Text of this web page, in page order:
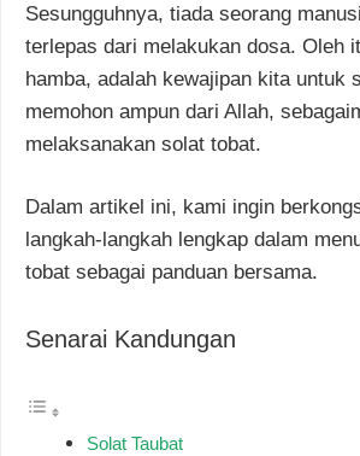
Sesungguhnya, tiada seorang
terlepas dari melakukan dosa. Oleh
hamba, adalah kewajipan kita untuk
memohon ampun dari Allah,
melaksanakan solat tobat.
Dalam artikel ini, kami ingin
langkah-langkah lengkap dalam
tobat sebagai panduan bersama.
Senarai Kandungan
Solat Taubat